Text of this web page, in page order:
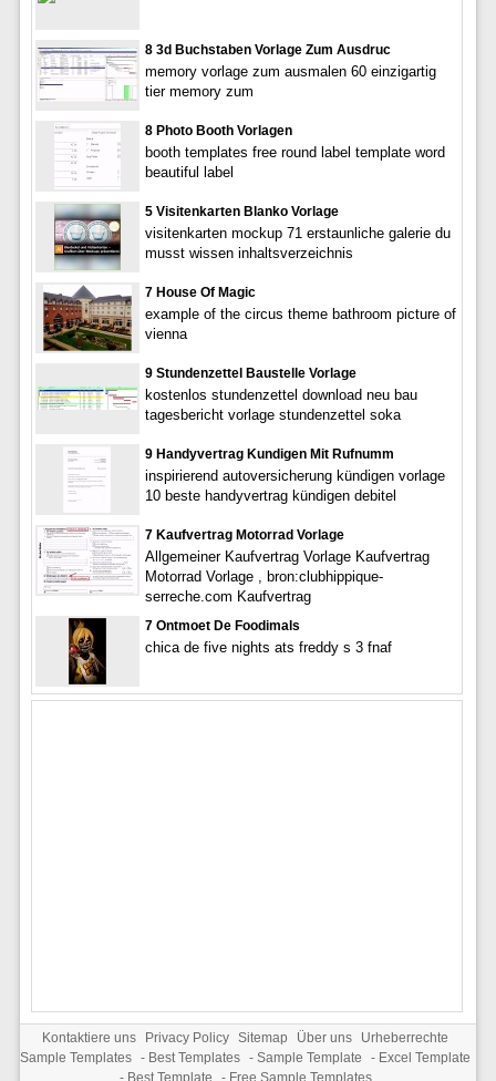
8 3d Buchstaben Vorlage Zum Ausdruc
memory vorlage zum ausmalen 60 einzigartig
tier memory zum
8 Photo Booth Vorlagen
booth templates free round label template word
beautiful label
5 Visitenkarten Blanko Vorlage
visitenkarten mockup 71 erstaunliche galerie du
musst wissen inhaltsverzeichnis
7 House Of Magic
example of the circus theme bathroom picture of
vienna
9 Stundenzettel Baustelle Vorlage
kostenlos stundenzettel download neu bau
tagesbericht vorlage stundenzettel soka
9 Handyvertrag Kundigen Mit Rufnumm
inspirierend autoversicherung kündigen vorlage
10 beste handyvertrag kündigen debitel
7 Kaufvertrag Motorrad Vorlage
Allgemeiner Kaufvertrag Vorlage Kaufvertrag
Motorrad Vorlage , bron:clubhippique-
serreche.com Kaufvertrag
7 Ontmoet De Foodimals
chica de five nights ats freddy s 3 fnaf
Kontaktiere uns Privacy Policy Sitemap Über uns
Urheberrechte
Sample Templates - Best Templates - Sample Template - Excel Template
- Best Template - Free Sample Templates